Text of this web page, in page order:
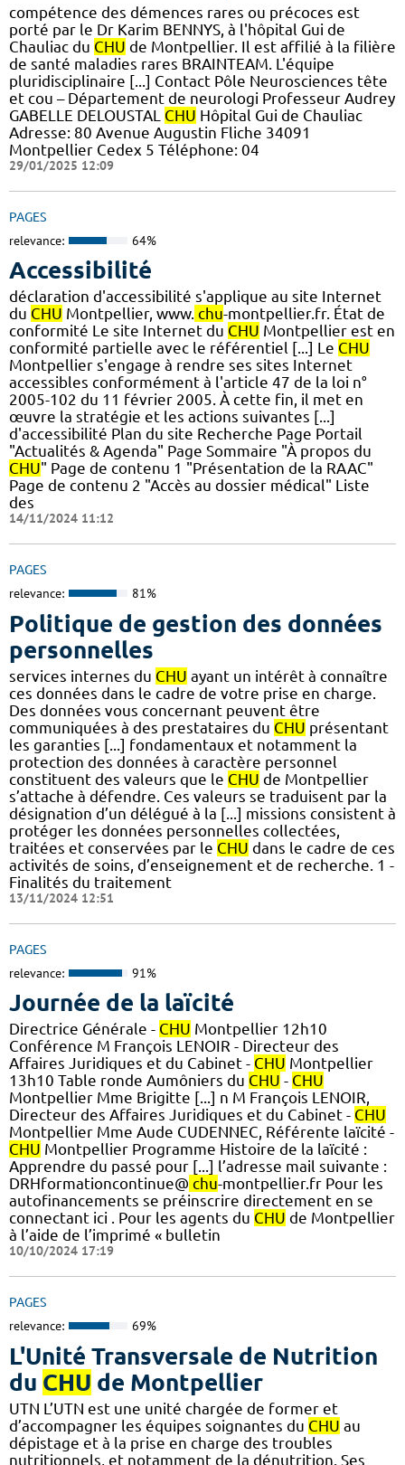
compétence des démences rares ou précoces est
porté par le Dr Karim BENNYS, à l'hôpital Gui de
Chauliac du CHU de Montpellier. Il est affilié à la filière
de santé maladies rares BRAINTEAM. L'équipe
pluridisciplinaire [...] Contact Pôle Neurosciences tête
et cou – Département de neurologi Professeur Audrey
GABELLE DELOUSTAL CHU Hôpital Gui de Chauliac
Adresse: 80 Avenue Augustin Fliche 34091
Montpellier Cedex 5 Téléphone: 04
29/01/2025 12:09
PAGES
relevance: 64%
Accessibilité
déclaration d'accessibilité s'applique au site Internet
du CHU Montpellier, www. chu-montpellier.fr. État de
conformité Le site Internet du CHU Montpellier est en
conformité partielle avec le référentiel [...] Le CHU
Montpellier s'engage à rendre ses sites Internet
accessibles conformément à l'article 47 de la loi n°
2005-102 du 11 février 2005. À cette fin, il met en
œuvre la stratégie et les actions suivantes [...]
d'accessibilité Plan du site Recherche Page Portail
"Actualités & Agenda" Page Sommaire "À propos du
CHU" Page de contenu 1 "Présentation de la RAAC"
Page de contenu 2 "Accès au dossier médical" Liste
des
14/11/2024 11:12
PAGES
relevance: 81%
Politique de gestion des données
personnelles
services internes du CHU ayant un intérêt à connaître
ces données dans le cadre de votre prise en charge.
Des données vous concernant peuvent être
communiquées à des prestataires du CHU présentant
les garanties [...] fondamentaux et notamment la
protection des données à caractère personnel
constituent des valeurs que le CHU de Montpellier
s’attache à défendre. Ces valeurs se traduisent par la
désignation d’un délégué à la [...] missions consistent à
protéger les données personnelles collectées,
traitées et conservées par le CHU dans le cadre de ces
activités de soins, d’enseignement et de recherche. 1 -
Finalités du traitement
13/11/2024 12:51
PAGES
relevance: 91%
Journée de la laïcité
Directrice Générale - CHU Montpellier 12h10
Conférence M François LENOIR - Directeur des
Affaires Juridiques et du Cabinet - CHU Montpellier
13h10 Table ronde Aumôniers du CHU - CHU
Montpellier Mme Brigitte [...] n M François LENOIR,
Directeur des Affaires Juridiques et du Cabinet - CHU
Montpellier Mme Aude CUDENNEC, Référente laïcité -
CHU Montpellier Programme Histoire de la laïcité :
Apprendre du passé pour [...] l’adresse mail suivante :
DRHformationcontinue@ chu-montpellier.fr Pour les
autofinancements se préinscrire directement en se
connectant ici . Pour les agents du CHU de Montpellier
à l’aide de l’imprimé « bulletin
10/10/2024 17:19
PAGES
relevance: 69%
L'Unité Transversale de Nutrition
du CHU de Montpellier
UTN L’UTN est une unité chargée de former et
d’accompagner les équipes soignantes du CHU au
dépistage et à la prise en charge des troubles
nutritionnels, et notamment de la dénutrition. Ses